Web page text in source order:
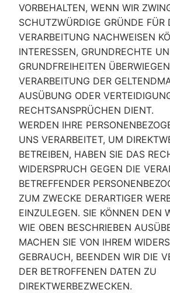
VORBEHALTEN, WENN WIR
SCHUTZWÜRDIGE GRÜNDE FÜR
VERARBEITUNG NACHWEISEN
INTERESSEN, GRUNDRECHTE
GRUNDFREIHEITEN
VERARBEITUNG DER
AUSÜBUNG ODER
RECHTSANSPRÜCHEN DIENT.
WERDEN IHRE
UNS VERARBEITET, UM
BETREIBEN, HABEN SIE DAS
WIDERSPRUCH GEGEN DIE
BETREFFENDER
ZUM ZWECKE DERARTIGER
EINZULEGEN. SIE KÖNNEN DEN
WIE OBEN BESCHRIEBEN
MACHEN SIE VON IHREM
GEBRAUCH, BEENDEN WIR DIE
DER BETROFFENEN DATEN ZU
DIREKTWERBEZWECKEN.